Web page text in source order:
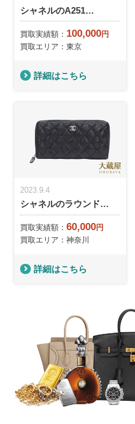
シャネルのA251…
買取実績額： 100,000円
買取エリア：東京
詳細はこちら
2023.9.4
シャネルのラウンド…
買取実績額：60,000円
買取エリア：神奈川
詳細はこちら